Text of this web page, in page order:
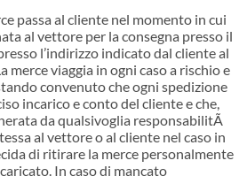
passa al cliente nel momento in cui
al vettore per la consegna presso il
l’indirizzo indicato dal cliente al
merce viaggia in ogni caso a rischio e
convenuto che ogni spedizione
incarico e conto del cliente e che,
da qualsivoglia responsabilitÃ
al vettore o al cliente nel caso in
di ritirare la merce personalmente
In caso di mancato